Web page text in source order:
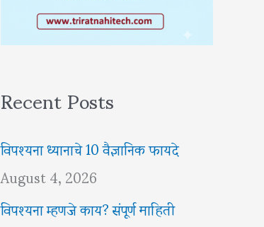
Recent Posts
विपश्यना ध्यानाचे 10 वैज्ञानिक फायदे
August 4, 2026
विपश्यना म्हणजे काय? संपूर्ण माहिती